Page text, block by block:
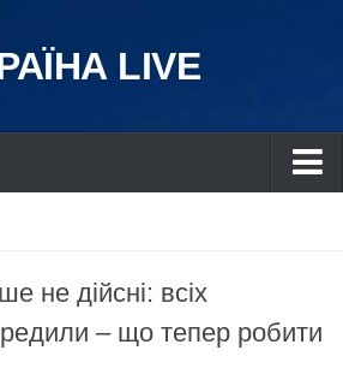
LIVE
не дійсні: всіх
– що тепер робити